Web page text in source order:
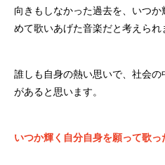
向きもしなかった過去を、いつ
めて歌いあげた音楽だと考えられ
誰しも自身の熱い思いで、社会
があると思います。
いつか輝く自分自身を願って歌っ